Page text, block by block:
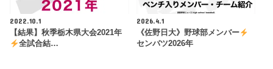
2022.10.1
【結果】秋季栃木県大会2021年
全試合結…
2026.4.1
《佐野日大》野球部メンバー
センバツ2026年